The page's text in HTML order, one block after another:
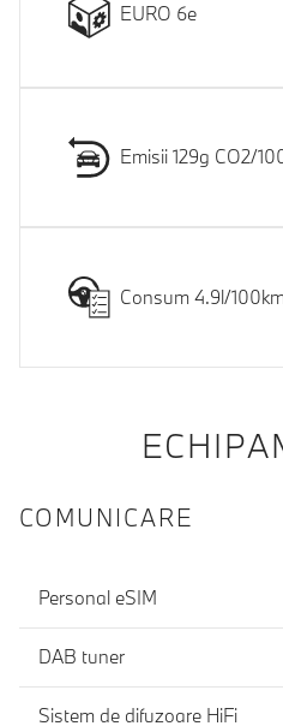
EURO 6e
Emisii 129g CO2/
Consum 4.9l/100km
COMUNICARE
Personal eSIM
DAB tuner
Sistem de difuzoare HiFi